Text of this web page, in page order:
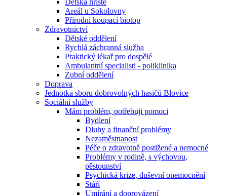
Dětská hřiště
Areál u Sokolovny
Přírodní koupací biotop
Zdravotnictví
Dětské oddělení
Rychlá záchranná služba
Praktický lékař pro dospělé
Ambulantní specialisti - poliklinika
Zubní oddělení
Doprava
Jednotka sboru dobrovolných hasičů Blovice
Sociální služby
Mám problém, potřebuji pomoci
Bydlení
Dluhy a finanční problémy
Nezaměstnanost
Péče o zdravotně postižené a nemocné
Problémy v rodině, s výchovou,
pěstounství
Psychická krize, duševní onemocnění
Stáří
Umírání a doprovázení